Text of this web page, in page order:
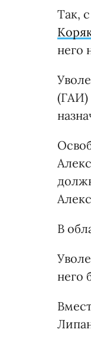
Так,
него
(ГАИ)
В
него